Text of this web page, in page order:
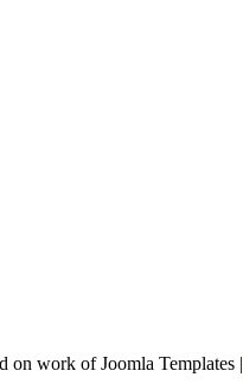
on work of Joomla Templates |